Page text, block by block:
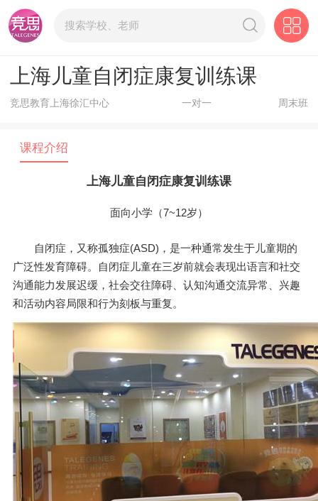
上海儿童自闭症康复训练课
竞思教育上海徐汇中心 一对一 周末班
课程介绍
上海儿童自闭症康复训练课
面向小学（7~12岁）
自闭症，又称孤独症(ASD)，是一种通常发生于儿童期的
广泛性发育障碍。自闭症儿童在三岁前就会表现出语言和社交
沟通能力发展迟缓，社会交往障碍、认知沟通交流异常、兴趣
和活动内容局限和行为刻板与重复。